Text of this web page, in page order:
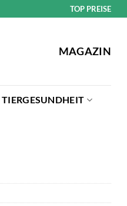
TOP PREISE
MAGAZIN
TIERGESUNDHEIT